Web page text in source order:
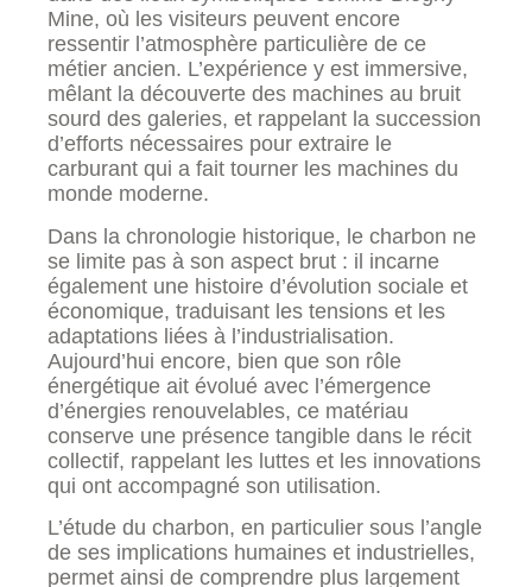
Mine, où les visiteurs peuvent encore
ressentir l’atmosphère particulière de ce
métier ancien. L’expérience y est immersive,
mêlant la découverte des machines au bruit
sourd des galeries, et rappelant la succession
d’efforts nécessaires pour extraire le
carburant qui a fait tourner les machines du
monde moderne.
Dans la chronologie historique, le charbon ne
se limite pas à son aspect brut : il incarne
également une histoire d’évolution sociale et
économique, traduisant les tensions et les
adaptations liées à l’industrialisation.
Aujourd’hui encore, bien que son rôle
énergétique ait évolué avec l’émergence
d’énergies renouvelables, ce matériau
conserve une présence tangible dans le récit
collectif, rappelant les luttes et les innovations
qui ont accompagné son utilisation.
L’étude du charbon, en particulier sous l’angle
de ses implications humaines et industrielles,
permet ainsi de comprendre plus largement